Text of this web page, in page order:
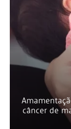
câncer de